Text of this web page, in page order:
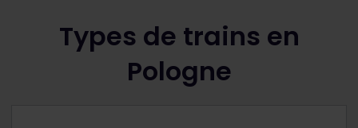
Types de trains en
Pologne